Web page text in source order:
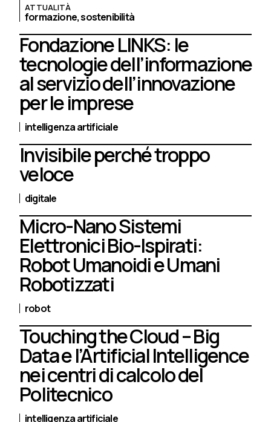
ATTUALITÀ
formazione,sostenibilità
Fondazione LINKS: le
tecnologie dell’informazione
al servizio dell’innovazione
per le imprese
intelligenza artificiale
Invisibile perché troppo
veloce
digitale
Micro-Nano Sistemi
Elettronici Bio-Ispirati:
Robot Umanoidi e Umani
Robotizzati
robot
Touching the Cloud – Big
Data e l’Artificial Intelligence
nei centri di calcolo del
Politecnico
intelligenza artificiale